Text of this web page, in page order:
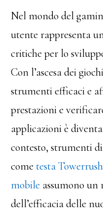
Nel mondo del
utente rappresenta
critiche per lo
Con l’ascesa dei
strumenti efficaci e
prestazioni e
applicazioni è
contesto, strumenti
cometesta
mobile assumono un
dell’efficacia delle